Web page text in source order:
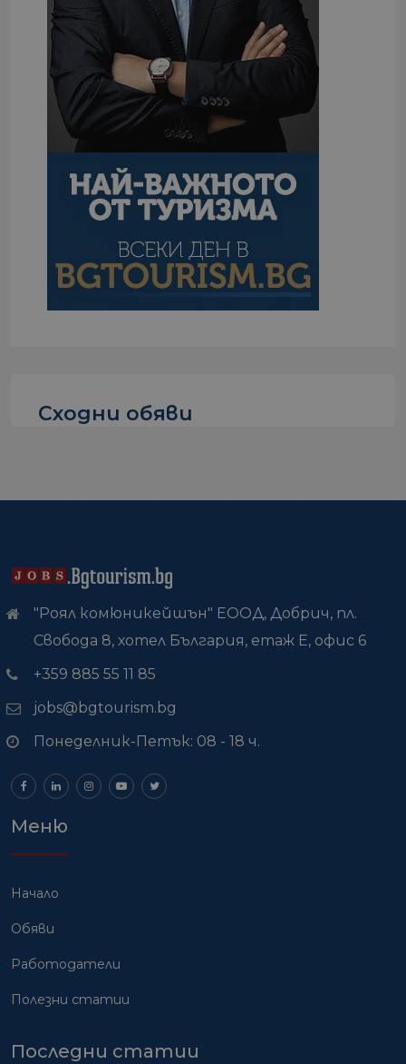
Сходни обяви
"Роял комюникейшън" ЕООД, Добрич, пл.
Свобода 8, хотел България, етаж Е, офис 6
+359 885 55 11 85
jobs@bgtourism.bg
Понеделник-Петък: 08 - 18 ч.
Меню
Начало
Обяви
Работодатели
Полезни статии
Последни статии